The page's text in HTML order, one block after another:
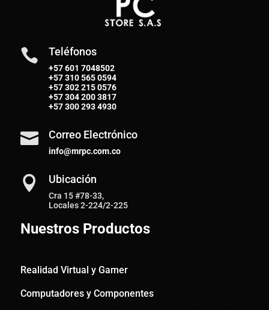
 Teléfonos
+57 601 7048502
+57310 565 0594
+57302 215 0576
+57304 200 3817
+57300 293 4930
 Correo Electrónico
info@mrpc.com.co
 Ubicación
Cra 15 #78-33,
Locales 2-224/2-225
Nuestros Productos
Realidad Virtual y Gamer
Computadores y Componentes